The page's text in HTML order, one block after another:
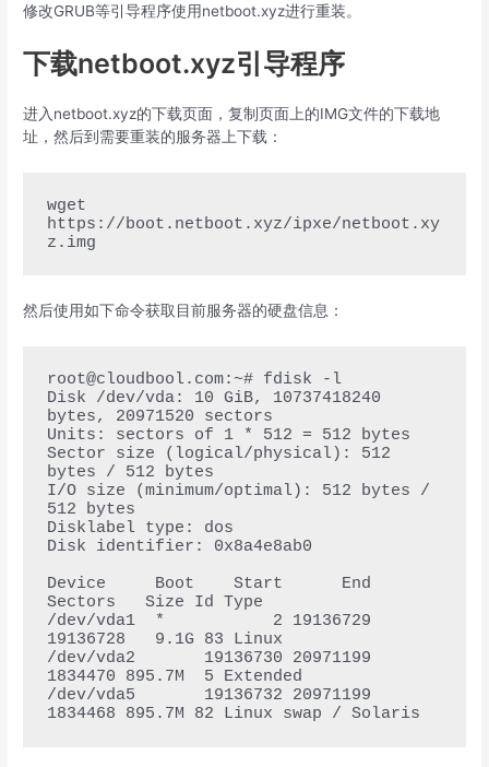
修改GRUB等引导程序使用netboot.xyz进行重装。
下载netboot.xyz引导程序
进入netboot.xyz的下载页面，复制页面上的IMG文件的下载地
址，然后到需要重装的服务器上下载：
wget
https://boot.netboot.xyz/ipxe/netboot.xy
z.img
然后使用如下命令获取目前服务器的硬盘信息：
root@cloudbool.com:~# fdisk -l
Disk /dev/vda: 10 GiB, 10737418240
bytes, 20971520 sectors
Units: sectors of 1 * 512 = 512 bytes
Sector size (logical/physical): 512
bytes / 512 bytes
I/O size (minimum/optimal): 512 bytes /
512 bytes
Disklabel type: dos
Disk identifier: 0x8a4e8ab0
Device     Boot    Start      End
Sectors   Size Id Type
/dev/vda1  *           2 19136729
19136728   9.1G 83 Linux
/dev/vda2       19136730 20971199
1834470 895.7M  5 Extended
/dev/vda5       19136732 20971199
1834468 895.7M 82 Linux swap / Solaris